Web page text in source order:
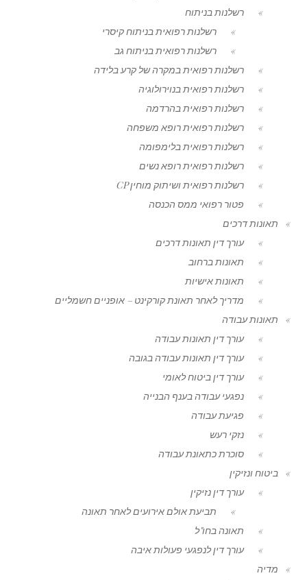
רשלנות בניתוח
רשלנות רפואית בניתוח קיסרי
רשלנות רפואית בניתוח גב
רשלנות רפואית במקרה של קרע בלידה
רשלנות רפואית בנוירולוגיה
רשלנות רפואית בהרדמה
רשלנות רפואית רופא משפחה
רשלנות רפואית בלימפומה
רשלנות רפואית רופא נשים
רשלנות רפואית ושיתוק מוחין CP
פטור רפואי ממס הכנסה
תאונות דרכים
עורך דין תאונות דרכים
תאונות ברחוב
תאונות אישיות
מדריך לאחר תאונת קורקינט – אופניים חשמליים
תאונות עבודה
עורך דין תאונות עבודה
עורך דין תאונות עבודה בגובה
עורך דין ביטוח לאומי
נפגעי עבודה בענף הבנייה
פגיעת עבודה
נזקי רעש
סוכרת כתאונת עבודה
ביטוח ונזיקין
עורך דין נזיקין
תביעת אולם אירועים לאחר תאונה
תאונה בחו"ל
עורך דין לנפגעי פעולות איבה
מדיה